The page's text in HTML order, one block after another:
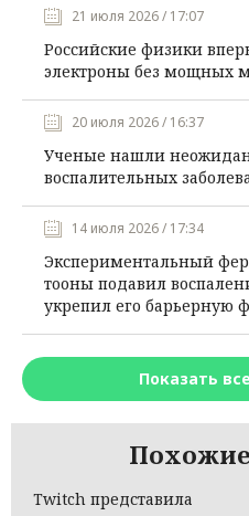
21 июля 2026 / 17:07
Российские физики
электроны без мощных
20 июля 2026 / 16:37
Ученые нашли
воспалительных
14 июля 2026 / 17:34
Экспериментальный
тооны подавил
укрепил его барьерную
Показать
Twitch представила